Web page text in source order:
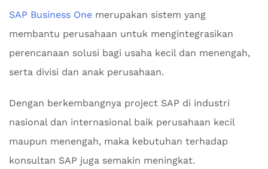
SAP Business One merupakan sistem yang
membantu perusahaan untuk mengintegrasikan
perencanaan solusi bagi usaha kecil dan menengah,
serta divisi dan anak perusahaan.
Dengan berkembangnya project SAP di industri
nasional dan internasional baik perusahaan kecil
maupun menengah, maka kebutuhan terhadap
konsultan SAP juga semakin meningkat.